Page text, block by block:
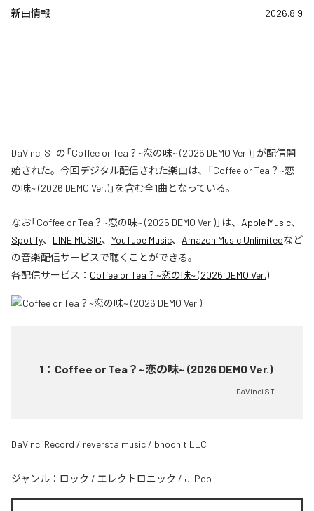
新曲情報 2026.8.9
DaVinci STの「Coffee or Tea？~恋の味~ (2026 DEMO Ver.)」が配信開
始された。今回デジタル配信された楽曲は、「Coffee or Tea？~恋
の味~ (2026 DEMO Ver.)」を含む全1曲となっている。
なお「Coffee or Tea？~恋の味~ (2026 DEMO Ver.)」は、 Apple Music、
Spotify、 LINE MUSIC、 YouTube Music、 Amazon Music Unlimitedなど
の音楽配信サービスで聴くことができる。
各配信サービス： Coffee or Tea？~恋の味~ (2026 DEMO Ver.)
1 ： Coffee or Tea？~恋の味~ (2026 DEMO Ver.)
DaVinci ST
DaVinci Record / reversta music / bhodhit LLC
ジャンル： ロック / エレクトロニック / J-Pop